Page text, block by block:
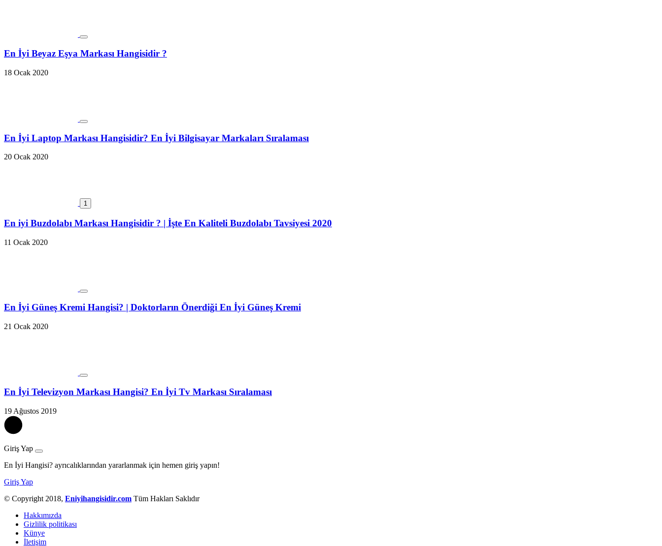
En İyi Beyaz Eşya Markası Hangisidir ?
18 Ocak 2020
En İyi Laptop Markası Hangisidir? En İyi Bilgisayar Markaları Sıralaması
20 Ocak 2020
1
En iyi Buzdolabı Markası Hangisidir ? | İşte En Kaliteli Buzdolabı Tavsiyesi 2020
11 Ocak 2020
En İyi Güneş Kremi Hangisi? | Doktorların Önerdiği En İyi Güneş Kremi
21 Ocak 2020
En İyi Televizyon Markası Hangisi? En İyi Tv Markası Sıralaması
19 Ağustos 2019
Giriş Yap
En İyi Hangisi? ayrıcalıklarından yararlanmak için hemen giriş yapın!
Giriş Yap
© Copyright 2018, Eniyihangisidir.com Tüm Hakları Saklıdır
Hakkımızda
Gizlilik politikası
Künye
İletişim